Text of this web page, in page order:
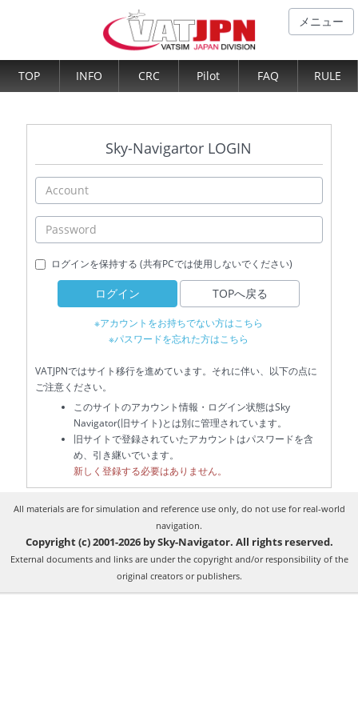
メニュー
TOP INFO CRC Pilot FAQ RULE
Sky-Navigartor LOGIN
ログインを保持する (共有PCでは使用しないでください)
ログイン TOPへ戻る
※アカウントをお持ちでない方はこちら
※パスワードを忘れた方はこちら
VATJPNではサイト移行を進めています。それに伴い、以下の点に
ご注意ください。
このサイトのアカウント情報・ログイン状態はSky
Navigator(旧サイト)とは別に管理されています。
旧サイトで登録されていたアカウントはパスワードを含
め、引き継いでいます。
新しく登録する必要はありません。
All materials are for simulation and reference use only, do not use for real-world
navigation.
Copyright (c) 2001-2026 by Sky-Navigator. All rights reserved.
External documents and links are under the copyright and/or responsibility of the
original creators or publishers.